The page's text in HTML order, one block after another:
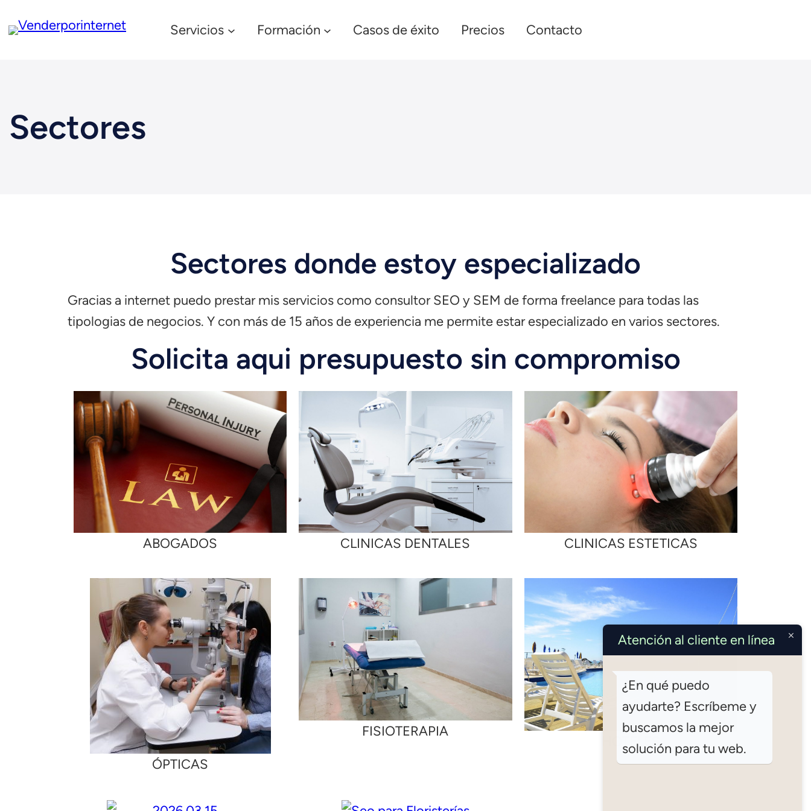
Servicios Formación Casos de éxito Precios Contacto
Sectores
Sectores donde estoy especializado
Gracias a internet puedo prestar mis servicios como consultor SEO y SEM de forma freelance para todas las
tipologias de negocios. Y con más de 15 años de experiencia me permite estar especializado en varios sectores.
Solicita aqui presupuesto sin compromiso
ABOGADOS CLINICAS DENTALES CLINICAS ESTETICAS
ÓPTICAS
FISIOTERAPIA
HOTELES
Atención al cliente en línea
¿En qué puedo
ayudarte? Escríbeme y
buscamos la mejor
solución para tu web.